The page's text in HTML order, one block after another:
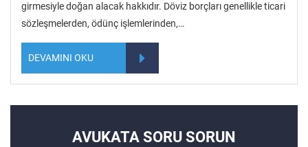
girmesiyle doğan alacak hakkıdır. Döviz borçları genellikle ticari
sözleşmelerden, ödünç işlemlerinden,…
DEVAMINI OKU
AVUKATA SORU SORUN